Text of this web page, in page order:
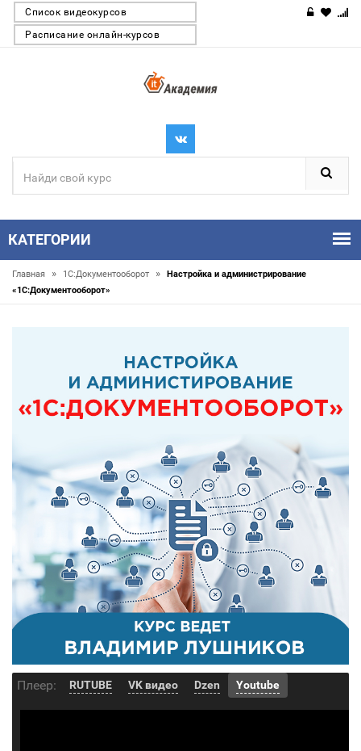
Список видеокурсов
Расписание онлайн-курсов
КАТЕГОРИИ
Главная » 1С:Документооборот »
Настройка и администрирование
«1С:Документооборот»
Плеер: RUTUBE VK видео Dzen Youtube